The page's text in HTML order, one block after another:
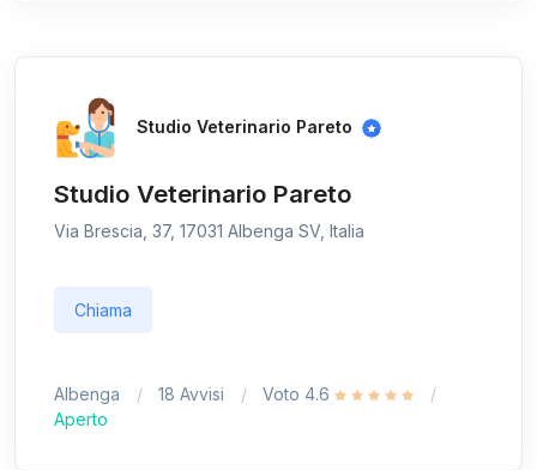
Studio Veterinario Pareto
Studio Veterinario Pareto
Via Brescia, 37, 17031 Albenga SV, Italia
Chiama
Albenga 18 Avvisi
Voto 4.6
Aperto